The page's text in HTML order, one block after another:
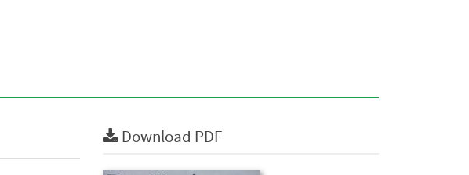
Download PDF